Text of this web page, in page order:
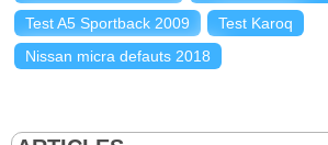
Test A5 Sportback 2009
Test Karoq
Nissan micra defauts 2018